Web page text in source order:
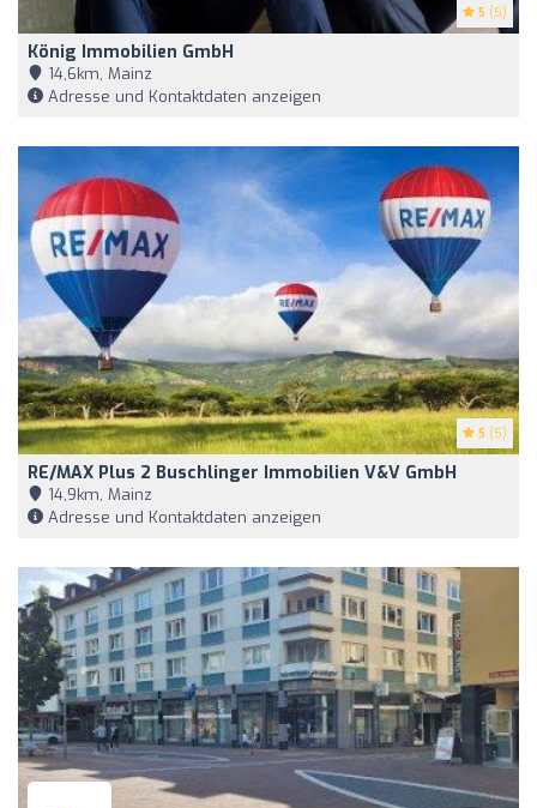
5 (5)
König Immobilien GmbH
14,6km, Mainz
Adresse und Kontaktdaten anzeigen
5 (5)
RE/MAX Plus 2 Buschlinger Immobilien V&V GmbH
14,9km, Mainz
Adresse und Kontaktdaten anzeigen